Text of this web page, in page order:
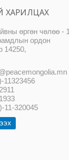
ХАРИЛЦАХ
өргөн чөлөө -
ордон
14250,
11323456
11-320045